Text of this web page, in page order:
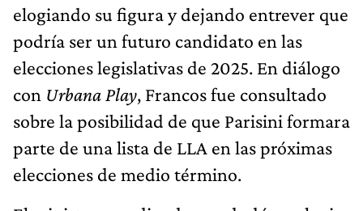
elogiando su figura y dejando entrever que
podría ser un futuro candidato en las
elecciones legislativas de 2025. En diálogo
con Urbana Play, Francos fue consultado
sobre la posibilidad de que Parisini formara
parte de una lista de LLA en las próximas
elecciones de medio término.